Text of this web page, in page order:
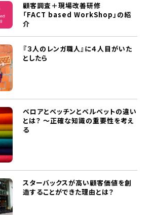
顧客調査＋現場改善研修
「FACT based WorkShop」の紹
介
『３人のレンガ職人』に４人目がいた
としたら
ベロアとベッチンとベルベットの違い
とは？ ～正確な知識の重要性を考え
る
スターバックスが高い顧客価値を創
造することができた理由とは？